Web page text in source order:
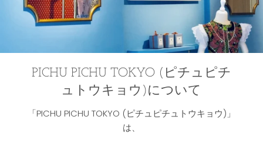
PICHU PICHU TOKYO (ピチュピチ
ュトウキョウ)について
「PICHU PICHU TOKYO (ピチュピチュトウキョウ)」
は、